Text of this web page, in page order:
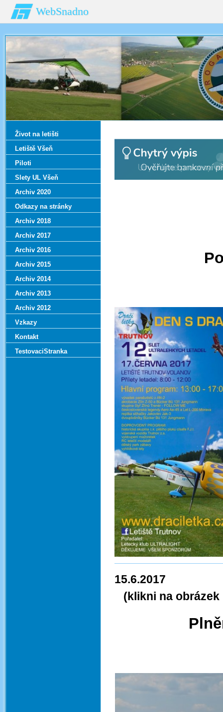
WebSnadno
(klikni na obrázek
Život na letišti
Letiště Všeň
Piloti
Slety UL Všeň
Archiv 2020
Odkazy na stránky
Archiv 2018
Archiv 2017
Archiv 2016
Archiv 2015
Archiv 2014
Archiv 2013
Archiv 2012
Vzkazy
Kontakt
TestovaciStranka